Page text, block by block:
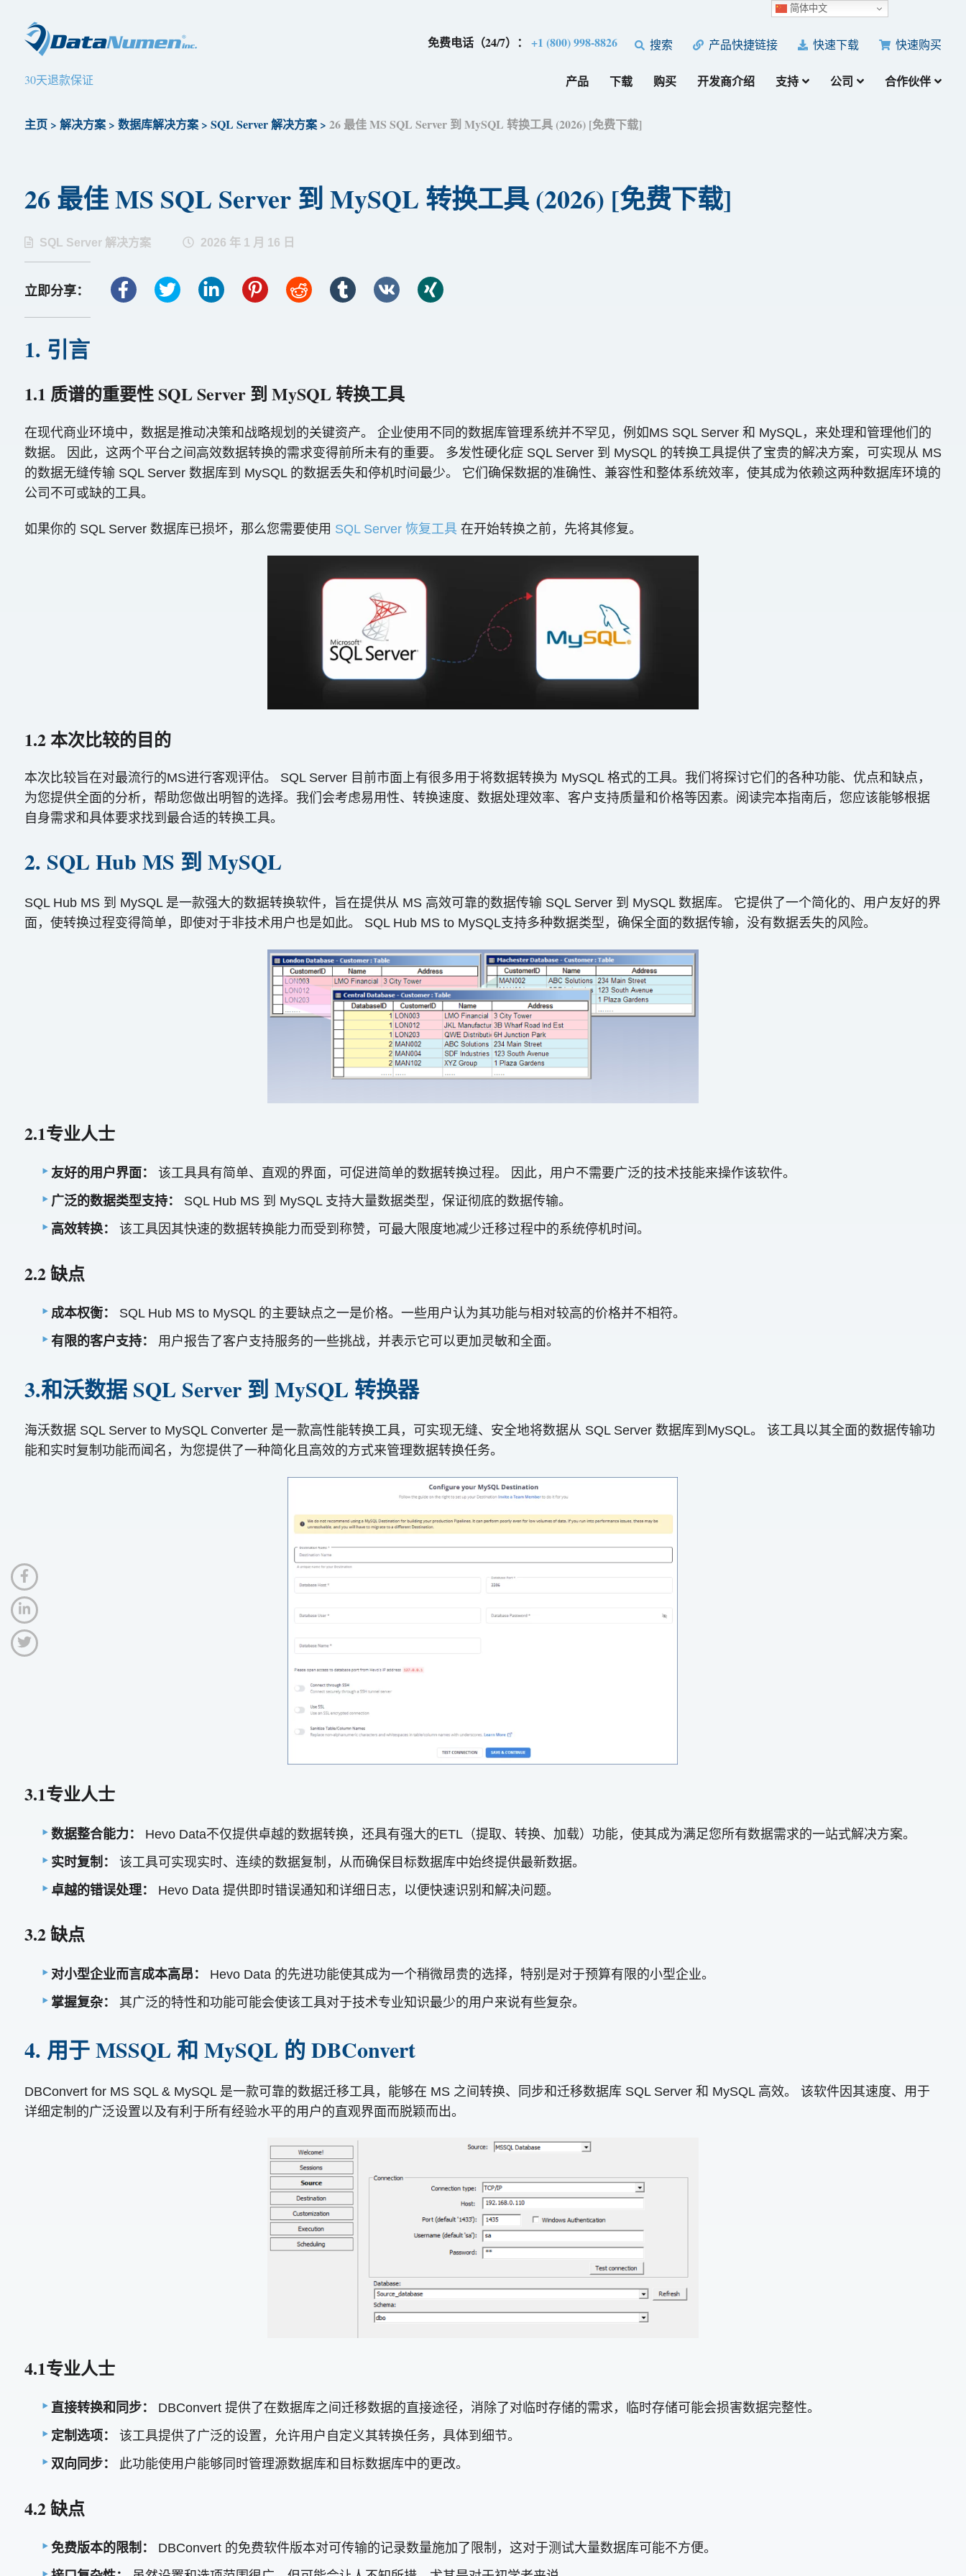
免费电话（24/7）：+1 (800) 998-8826 搜索 产品快捷链接 快速下载 快速购买
30天退款保证 产品 下载 购买 开发商介绍 支持 公司 合作伙伴
主页> 解决方案> 数据库解决方案> SQL Server 解决方案> 26 最佳 MS SQL Server 到 MySQL 转换工具 (2026) [免费下​​载]
26 最佳 MS SQL Server 到 MySQL 转换工具 (2026) [免费下​​载]
SQL Server 解决方案 2026 年 1 月 16 日
立即分享：
1. 引言
1.1 质谱的重要性 SQL Server 到 MySQL 转换工具
在现代商业环境中，数据是推动决策和战略规划的关键资产。 企业使用不同的数据库管理系统并不罕见，例如MS SQL Server 和 MySQL，来处理和管理他们的
数据。 因此，这两个平台之间高效数据转换的需求变得前所未有的重要。 多发性硬化症 SQL Server 到 MySQL 的转换工具提供了宝贵的解决方案，可实现从 MS
的数据无缝传输 SQL Server 数据库到 MySQL 的数据丢失和停机时间最少。 它们确保数据的准确性、兼容性和整体系统效率，使其成为依赖这两种数据库环境的
公司不可或缺的工具。
如果你的 SQL Server 数据库已损坏，那么您需要使用 SQL Server 恢复工具 在开始转换之前，先将其修复。
1.2 本次比较的目的
本次比较旨在对最流行的MS进行客观评估。 SQL Server 目前市面上有很多用于将数据转换为 MySQL 格式的工具。我们将探讨它们的各种功能、优点和缺点，
为您提供全面的分析，帮助您做出明智的选择。我们会考虑易用性、转换速度、数据处理效率、客户支持质量和价格等因素。阅读完本指南后，您应该能够根据
自身需求和具体要求找到最合适的转换工具。
2. SQL Hub MS 到 MySQL
SQL Hub MS 到 MySQL 是一款强大的数据转换软件，旨在提供从 MS 高效可靠的数据传输 SQL Server 到 MySQL 数据库。 它提供了一个简化的、用户友好的界
面，使转换过程变得简单，即使对于非技术用户也是如此。 SQL Hub MS to MySQL支持多种数据类型，确保全面的数据传输，没有数据丢失的风险。
2.1专业人士
友好的用户界面：该工具具有简单、直观的界面，可促进简单的数据转换过程。 因此，用户不需要广泛的技术技能来操作该软件。
广泛的数据类型支持： SQL Hub MS 到 MySQL 支持大量数据类型，保证彻底的数据传输。
高效转换：该工具因其快速的数据转换能力而受到称赞，可最大限度地减少迁移过程中的系统停机时间。
2.2 缺点
成本权衡： SQL Hub MS to MySQL 的主要缺点之一是价格。一些用户认为其功能与相对较高的价格并不相符。
有限的客户支持： 用户报告了客户支持服务的一些挑战，并表示它可以更加灵敏和全面。
3.和沃数据 SQL Server 到 MySQL 转换器
海沃数据 SQL Server to MySQL Converter 是一款高性能转换工具，可实现无缝、安全地将数据从 SQL Server 数据库到MySQL。 该工具以其全面的数据传输功
能和实时复制功能而闻名，为您提供了一种简化且高效的方式来管理数据转换任务。
3.1专业人士
数据整合能力：
Hevo Data不仅提供卓越的数据转换，还具有强大的ETL（提取、转换、加载）功能，使其成为满足您所有数据需求的一站式解决方案。
实时复制：
该工具可实现实时、连续的数据复制，从而确保目标数据库中始终提供最新数据。
卓越的错误处理：
Hevo Data 提供即时错误通知和详细日志，以便快速识别和解决问题。
3.2 缺点
对小型企业而言成本高昂：
Hevo Data 的先进功能使其成为一个稍微昂贵的选择，特别是对于预算有限的小型企业。
掌握复杂：
其广泛的特性和功能可能会使该工具对于技术专业知识最少的用户来说有些复杂。
4. 用于 MSSQL 和 MySQL 的 DBConvert
DBConvert for MS SQL & MySQL 是一款可靠的数据迁移工具，能够在 MS 之间转换、同步和迁移数据库 SQL Server 和 MySQL 高效。 该软件因其速度、用于
详细定制的广泛设置以及有利于所有经验水平的用户的直观界面而脱颖而出。
4.1专业人士
直接转换和同步：
DBConvert 提供了在数据库之间迁移数据的直接途径，消除了对临时存储的需求，临时存储可能会损害数据完整性。
定制选项：
该工具提供了广泛的设置，允许用户自定义其转换任务，具体到细节。
双向同步：
此功能使用户能够同时管理源数据库和目标数据库中的更改。
4.2 缺点
免费版本的限制：
DBConvert 的免费软件版本对可传输的记录数量施加了限制，这对于测试大量数据库可能不方便。
简体中文